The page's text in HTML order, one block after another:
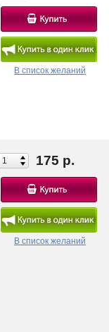
В список желаний
175 р.
В список желаний